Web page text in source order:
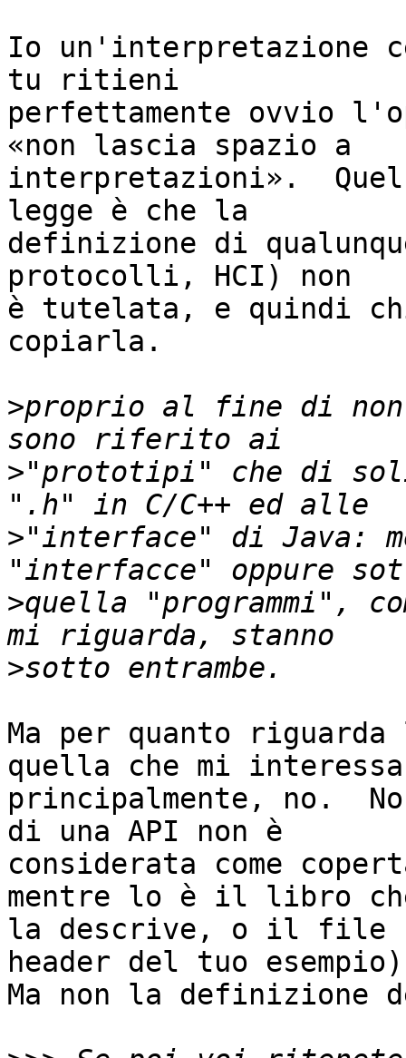
Io un'interpretazione
tu ritieni
perfettamente ovvio
«non lascia spazio a
interpretazioni».
legge è che la
definizione di
protocolli, HCI) non
è tutelata, e quindi
copiarla.
>proprio al fine di
>"prototipi" che di
>"interface" di Java:
>quella "programmi",
>
Ma per quanto
quella che mi interessa
principalmente, no.
di una API non è
considerata come
mentre lo è il libro
la descrive, o il file
header del tuo
Ma non la definizione